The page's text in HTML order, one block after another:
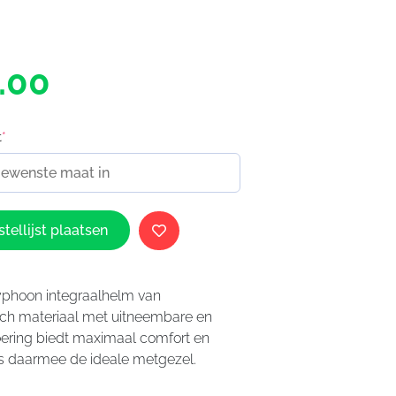
*
plaatsen
integraalhelm van
materiaal met uitneembare en
biedt maximaal comfort en
daarmee de ideale metgezel.